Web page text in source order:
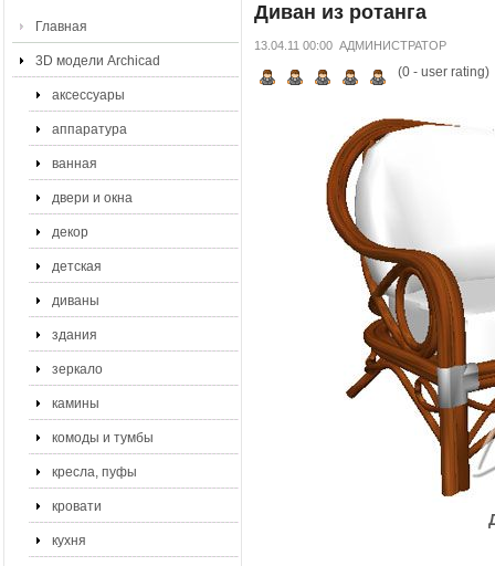
Главная
3D модели Archicad
аксессуары
аппаратура
ванная
двери и окна
декор
детская
диваны
здания
зеркало
камины
комоды и тумбы
кресла, пуфы
кровати
кухня
Диван из ротанга
13.04.11 00:00 АДМИНИСТРАТОР
(0- user rating)